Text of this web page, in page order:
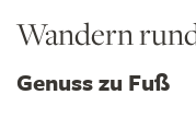
Wandern
Genuss zu Fuß